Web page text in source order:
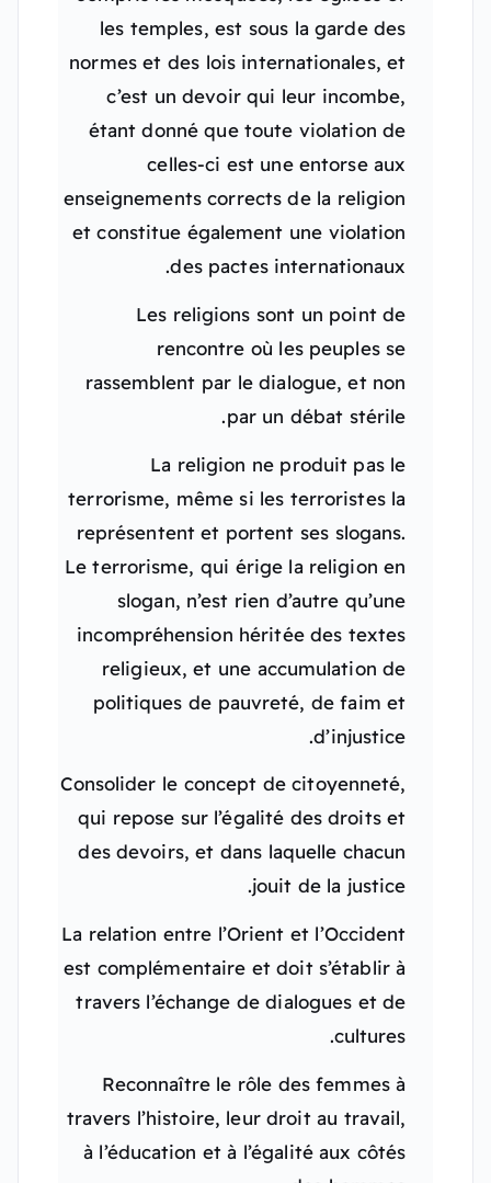
les temples, est sous la garde des
normes et des lois internationales, et
c’est un devoir qui leur incombe,
étant donné que toute violation de
celles-ci est une entorse aux
enseignements corrects de la religion
et constitue également une violation
des pactes internationaux.
Les religions sont un point de
rencontre où les peuples se
rassemblent par le dialogue, et non
par un débat stérile.
La religion ne produit pas le
terrorisme, même si les terroristes la
représentent et portent ses slogans.
Le terrorisme, qui érige la religion en
slogan, n’est rien d’autre qu’une
incompréhension héritée des textes
religieux, et une accumulation de
politiques de pauvreté, de faim et
d’injustice.
Consolider le concept de citoyenneté,
qui repose sur l’égalité des droits et
des devoirs, et dans laquelle chacun
jouit de la justice.
La relation entre l’Orient et l’Occident
est complémentaire et doit s’établir à
travers l’échange de dialogues et de
cultures.
Reconnaître le rôle des femmes à
travers l’histoire, leur droit au travail,
à l’éducation et à l’égalité aux côtés